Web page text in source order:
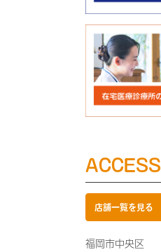
ACCESS
店舗一覧を見る
福岡市中央区